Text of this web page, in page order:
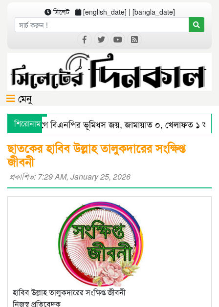
সিলেট [english_date] | [bangla_date]
মেনু
শিরোনাম
বিভাগে বিএনপির ভূমিধস জয়, জামায়াত ০, খেলাফত ১ আসনে
স্মার্ট পুলিশিংয়ে আইন-শৃঙ্খলায় স্বস্তি : শ’ত দিনে কমিশনারের
ছাতকের হাবিব উল্লাহ তালুকদারের সংক্ষিপ্ত
জীবনী
প্রকাশিত: 7:29 AM, January 25, 2026
হাবিব উল্লাহ তালুকদারের সংক্ষিপ্ত জীবনী
নিজস্ব প্রতিবেদক